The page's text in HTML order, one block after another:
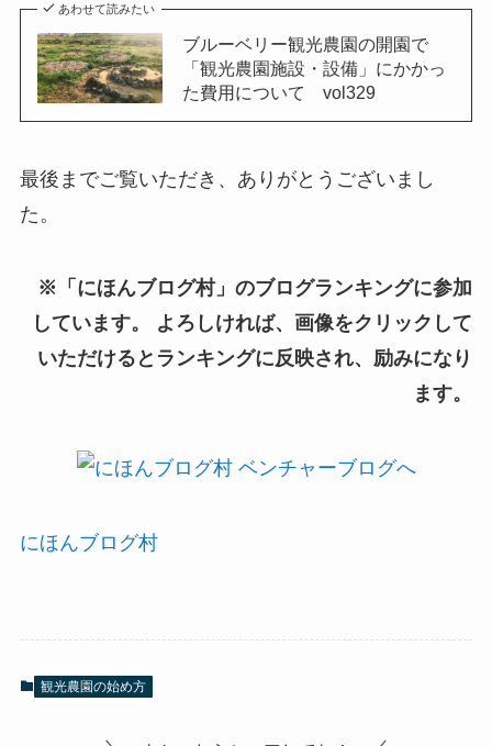
あわせて読みたい
ブルーベリー観光農園の開園で
「観光農園施設・設備」にかかっ
た費用について vol329
最後までご覧いただき、ありがとうございまし
た。
※「にほんブログ村」のブログランキングに参加
しています。 よろしければ、画像をクリックして
いただけるとランキングに反映され、励みになり
ます。
にほんブログ村
観光農園の始め方